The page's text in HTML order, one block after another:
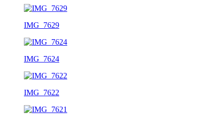
IMG_7629
IMG_7624
IMG_7622